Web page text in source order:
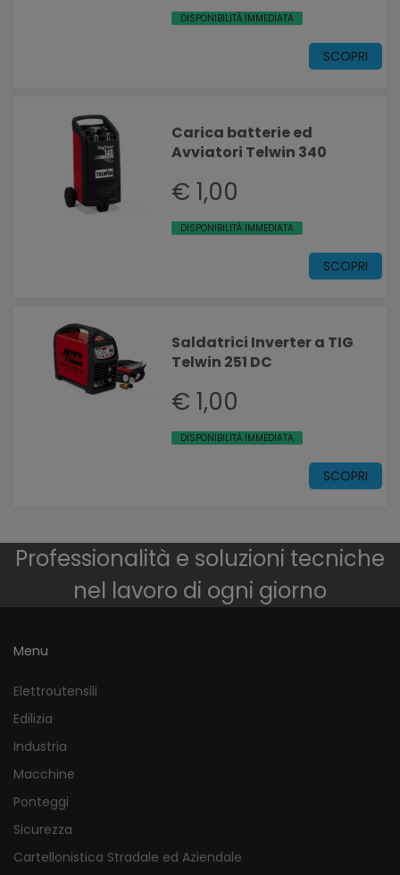
DISPONIBILITÀ IMMEDIATA
SCOPRI
Carica batterie ed
Avviatori Telwin 340
€ 1,00
DISPONIBILITÀ IMMEDIATA
SCOPRI
Saldatrici Inverter a TIG
Telwin 251 DC
€ 1,00
DISPONIBILITÀ IMMEDIATA
SCOPRI
Professionalità e soluzioni tecniche
nel lavoro di ogni giorno
Menu
Elettroutensili
Edilizia
Industria
Macchine
Ponteggi
Sicurezza
Cartellonistica Stradale ed Aziendale